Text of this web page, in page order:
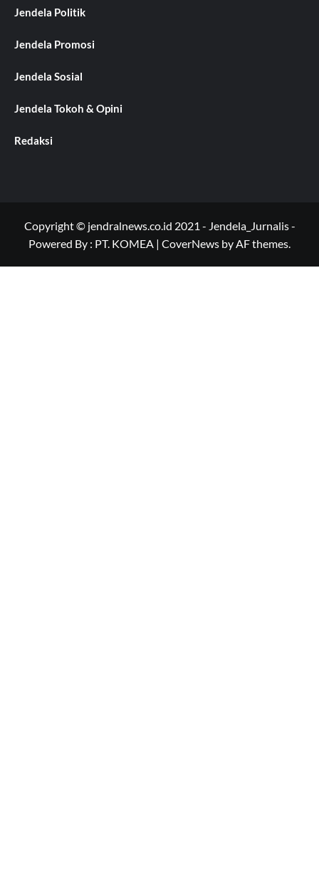
Jendela Politik
Jendela Promosi
Jendela Sosial
Jendela Tokoh & Opini
Redaksi
Copyright © jendralnews.co.id 2021 - Jendela_Jurnalis -
Powered By : PT. KOMEA | CoverNews by AF themes.